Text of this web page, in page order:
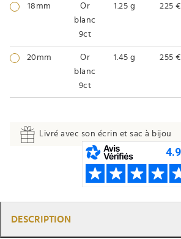
18mm
Or
blanc
9ct
1.25 g 225 €
20mm
Or
blanc
9ct
1.45 g 255 €
Livré avec son écrin et sac à bijou
DESCRIPTION